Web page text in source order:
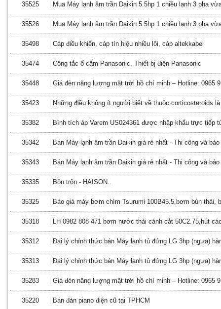
35525 Mua Máy lạnh âm trần Daikin 5.5hp 1 chiều lạnh 3 pha
35526 Mua Máy lạnh âm trần Daikin 5.5hp 1 chiều lạnh 3 pha
35498 Cáp điều khiển, cáp tín hiệu nhiều lõi, cáp altekkabel
35474 Công tắc ổ cắm Panasonic, Thiết bị điện Panasonic
35448 Giá đèn năng lượng mặt trời hồ chí minh – Hotline: 0965
35423 Những điều không ít người biết về thuốc corticosteroids
35382 Bình tích áp Varem US024361 được nhập khẩu trực tiếp
35342 Bán Máy lạnh âm trần Daikin giá rẻ nhất - Thi công và
35343 Bán Máy lạnh âm trần Daikin giá rẻ nhất - Thi công và
35335 Bồn trộn - HAISON..
35325 Báo giá máy bơm chìm Tsurumi 100B45.5,bơm bùn thải,
35318 LH 0982 808 471 bơm nước thải cánh cắt 50C2.75,hút
35312 Đại lý chính thức bán Máy lạnh tủ đứng LG 3hp (ngựa)
35313 Đại lý chính thức bán Máy lạnh tủ đứng LG 3hp (ngựa)
35283 Giá đèn năng lượng mặt trời hồ chí minh – Hotline: 0965
35220 Bán đàn piano điện cũ tại TPHCM